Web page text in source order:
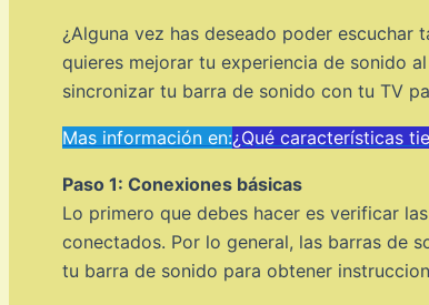
¿Alguna vez has deseado poder
quieres mejorar tu experiencia de sonido
sincronizar tu barra de sonido con tu TV
Mas información en:¿Qué características
Paso 1: Conexiones básicas
Lo primero que debes hacer es verificar
conectados. Por lo general, las barras de
tu barra de sonido para obtener